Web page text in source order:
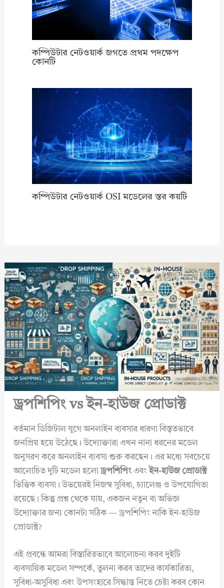
কম্পিউটার নেটওয়ার্ক জগতে প্রথম পদক্ষেপ
কোনটি
কম্পিউটার নেটওয়ার্ক OSI মডেলের স্তর কয়টি
ড্রপশিপিং vs ইন-হাউজ প্রোডাক্ট
বর্তমান ডিজিটাল যুগে অনলাইন ব্যবসার ধারণা বিস্তৃতভাবে
জনপ্রিয় হয়ে উঠেছে। উদ্যোক্তারা এখন নানা ধরনের মডেল
অনুসরণ করে অনলাইন ব্যবসা শুরু করছেন। এর মধ্যে সবচেয়ে
আলোচিত দুটি মডেল হলোড্রপশিপিংএবংইন-হাউজ প্রোডাক্ট
ভিত্তিক ব্যবসা। উভয়েরই নিজস্ব সুবিধা, চ্যালেঞ্জ ও উপযোগিতা
রয়েছে। কিন্তু প্রশ্ন থেকে যায়, একজন নতুন বা অভিজ্ঞ
উদ্যোক্তার জন্য কোনটা সঠিক — ড্রপশিপিং নাকি ইন-হাউজ
প্রোডাক্ট?
এই প্রবন্ধে আমরা বিস্তারিতভাবে আলোচনা করব দুইটি
ব্যবসায়িক মডেল সম্পর্কে, তুলনা করব তাদের কার্যকারিতা,
সুবিধা-অসুবিধা এবং উপসংহারে সিদ্ধান্ত নিতে চেষ্টা করব কোন